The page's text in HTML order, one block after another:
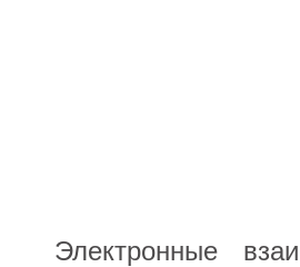
Электронные